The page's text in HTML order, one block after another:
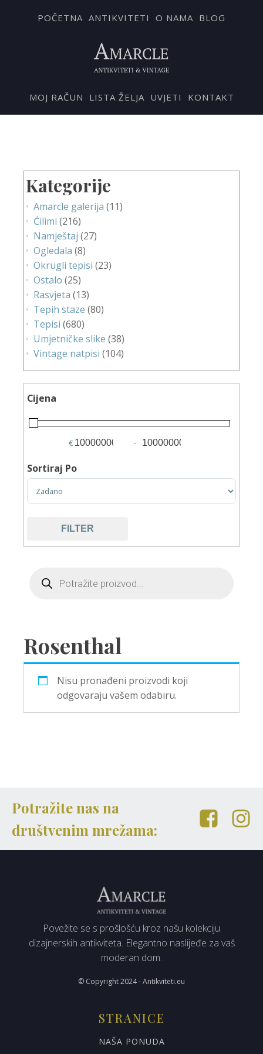
POČETNA ANTIKVITETI O NAMA BLOG
MOJ RAČUN LISTA ŽELJA UVJETI KONTAKT
Kategorije
Amarcle galerija (11)
Ćilimi (216)
Namještaj (27)
Ogledala (8)
Okrugli tepisi (23)
Ostalo (25)
Rasvjeta (13)
Tepih staze (80)
Tepisi (680)
Umjetničke slike (38)
Vintage natpisi (104)
Cijena
€
Minimum Price
-
Maximum Price
Sortiraj Po
Sort Products
FILTER
Rosenthal
Nisu pronađeni proizvodi koji
odgovaraju vašem odabiru.
Potražite nas na
društvenim mrežama:
Povežite se s prošlošću kroz našu kolekciju
dizajnerskih antikviteta. Elegantno naslijeđe za vaš
moderan dom.
© Copyright 2024 - Antikviteti.eu
STRANICE
NAŠA PONUDA